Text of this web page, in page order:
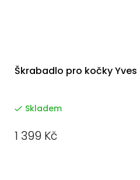
Škrabadlo pro kočky Yves
Skladem
1 399 Kč